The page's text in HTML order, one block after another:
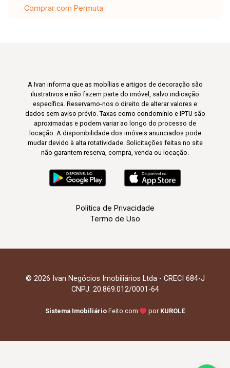
Comprar com Permuta
A Ivan informa que as mobílias e artigos de decoração são
ilustrativos e não fazem parte do imóvel, salvo indicação
específica. Reservamo-nos o direito de alterar valores e
dados sem aviso prévio. Taxas como condomínio e IPTU são
aproximadas e podem variar ao longo do processo de
locação. A disponibilidade dos imóveis anunciados pode
mudar devido à alta rotatividade. Solicitações feitas no site
não garantem reserva, compra, venda ou locação.
Política de Privacidade
Termo de Uso
© 2026 Ivan Negócios Imobiliários Ltda - CRECI 684-J
CNPJ: 20.869.012/0001-64
Sistema Imobiliário Feito com por KUROLE